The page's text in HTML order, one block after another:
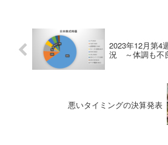
2023年12月第4
況 ～体調も不
悪いタイミングの決算発表